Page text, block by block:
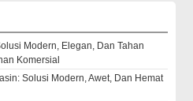
Modern, Elegan, Dan Tahan
Komersial
Solusi Modern, Awet, Dan Hemat